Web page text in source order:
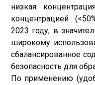
низкая
концентрацией
2023 году, в
широкому
сбалансированное
безопасность для
По применению